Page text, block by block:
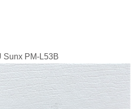
Sunx PM-L53B